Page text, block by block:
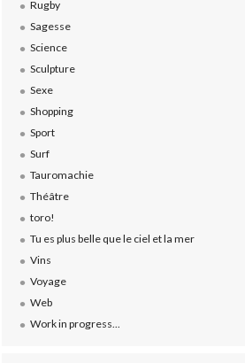
Rugby
Sagesse
Science
Sculpture
Sexe
Shopping
Sport
Surf
Tauromachie
Théâtre
toro!
Tu es plus belle que le ciel et la mer
Vins
Voyage
Web
Work in progress...